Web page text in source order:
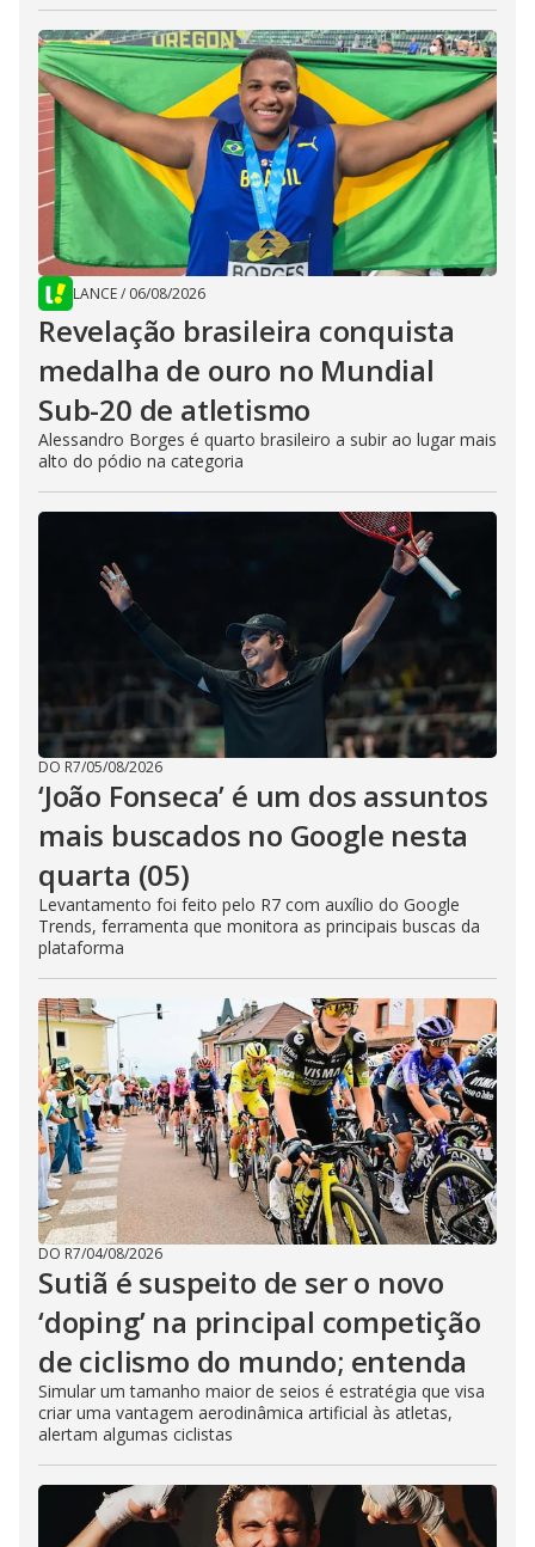
LANCE/ 06/08/2026
Revelação brasileira conquista
medalha de ouro no Mundial
Sub-20 de atletismo
Alessandro Borges é quarto brasileiro a subir ao lugar mais
alto do pódio na categoria
DO R7/05/08/2026
‘João Fonseca’ é um dos assuntos
mais buscados no Google nesta
quarta (05)
Levantamento foi feito pelo R7 com auxílio do Google
Trends, ferramenta que monitora as principais buscas da
plataforma
DO R7/04/08/2026
Sutiã é suspeito de ser o novo
‘doping’ na principal competição
de ciclismo do mundo; entenda
Simular um tamanho maior de seios é estratégia que visa
criar uma vantagem aerodinâmica artificial às atletas,
alertam algumas ciclistas